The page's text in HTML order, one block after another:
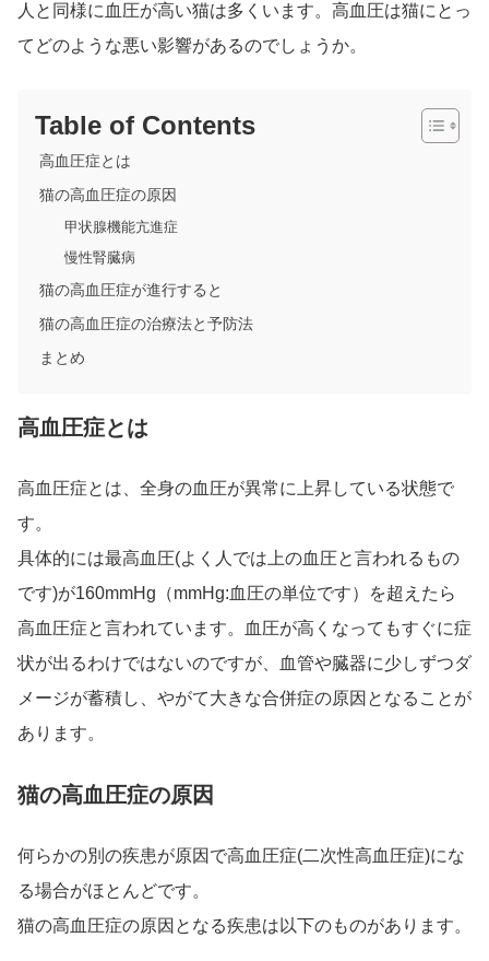
人と同様に血圧が高い猫は多くいます。高血圧は猫にとっ
てどのような悪い影響があるのでしょうか。
Table of Contents
高血圧症とは
猫の高血圧症の原因
甲状腺機能亢進症
慢性腎臓病
猫の高血圧症が進行すると
猫の高血圧症の治療法と予防法
まとめ
高血圧症とは
高血圧症とは、全身の血圧が異常に上昇している状態で
す。
具体的には最高血圧(よく人では上の血圧と言われるもの
です)が160mmHg（mmHg:血圧の単位です）を超えたら
高血圧症と言われています。血圧が高くなってもすぐに症
状が出るわけではないのですが、血管や臓器に少しずつダ
メージが蓄積し、やがて大きな合併症の原因となることが
あります。
猫の高血圧症の原因
何らかの別の疾患が原因で高血圧症(二次性高血圧症)にな
る場合がほとんどです。
猫の高血圧症の原因となる疾患は以下のものがあります。